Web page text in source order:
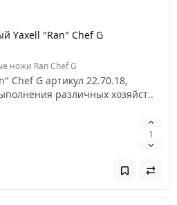
Yaxell "Ran" Chef G
ножи Ran Chef G
Chef G артикул 22.70.18,
различных хозяйст..